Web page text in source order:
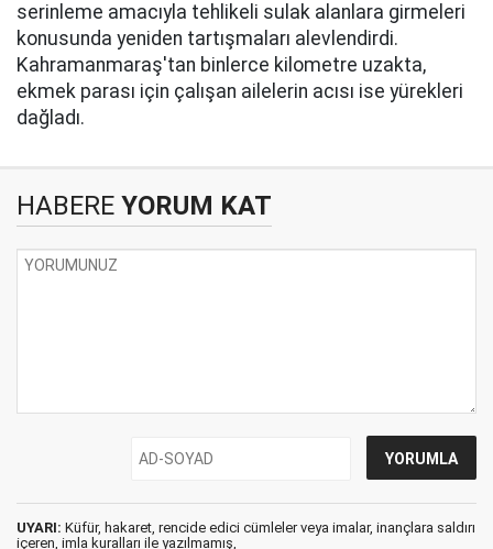
serinleme amacıyla tehlikeli sulak alanlara girmeleri
konusunda yeniden tartışmaları alevlendirdi.
Kahramanmaraş'tan binlerce kilometre uzakta,
ekmek parası için çalışan ailelerin acısı ise yürekleri
dağladı.
HABERE YORUM KAT
UYARI: Küfür, hakaret, rencide edici cümleler veya imalar, inançlara saldırı
içeren, imla kuralları ile yazılmamış,